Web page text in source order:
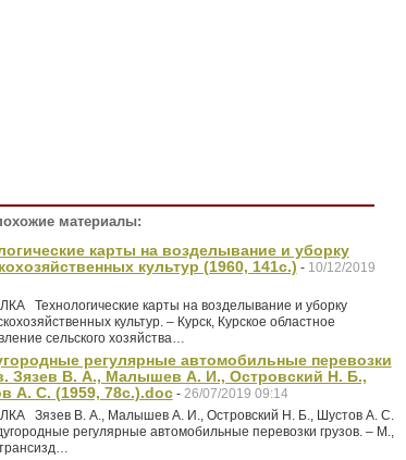
материалы:
карты на возделывание и уборку
культур (1960, 141с.) - 10/12/2019
Технологические карты на возделывание и уборку
культур. – Курск, Курское областное
сельского хозяйства…
регулярные автомобильные перевозки
Зязев В. А., Малышев А. И., Островский Н. Б.,
А. С. (1959, 78с.).doc- 26/07/2019 09:14
Зязев В. А., Малышев А. И., Островский Н. Б., Шустов А. С.
регулярные автомобильные перевозки грузов. – М.,